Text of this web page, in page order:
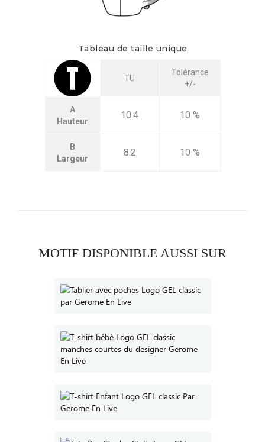
Tableau de taille unique
TU
Tolérance
+/-
A
Hauteur
10.4 10 %
B
Largeur
8.2 10 %
MOTIF DISPONIBLE AUSSI SUR